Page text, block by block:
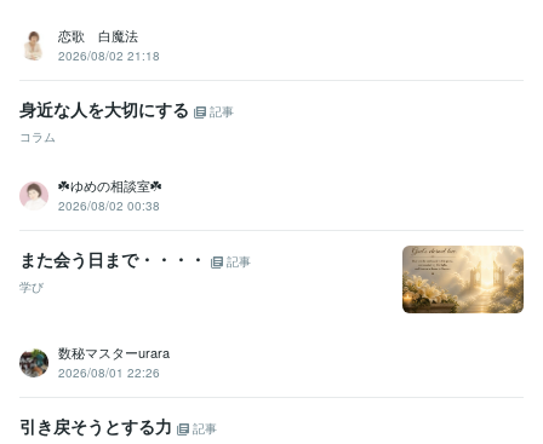
恋歌 白魔法
2026/08/02 21:18
身近な人を大切にする
記事
コラム
☘️ゆめの相談室☘️
2026/08/02 00:38
また会う日まで・・・・
記事
学び
数秘マスターurara
2026/08/01 22:26
引き戻そうとする力
記事